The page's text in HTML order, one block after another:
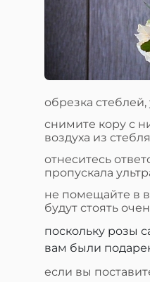
обрезка
снимите кору с
воздуха из
отнеситесь
пропускала
не помещайте в
будут стоять
поскольку розы
вам были
если вы